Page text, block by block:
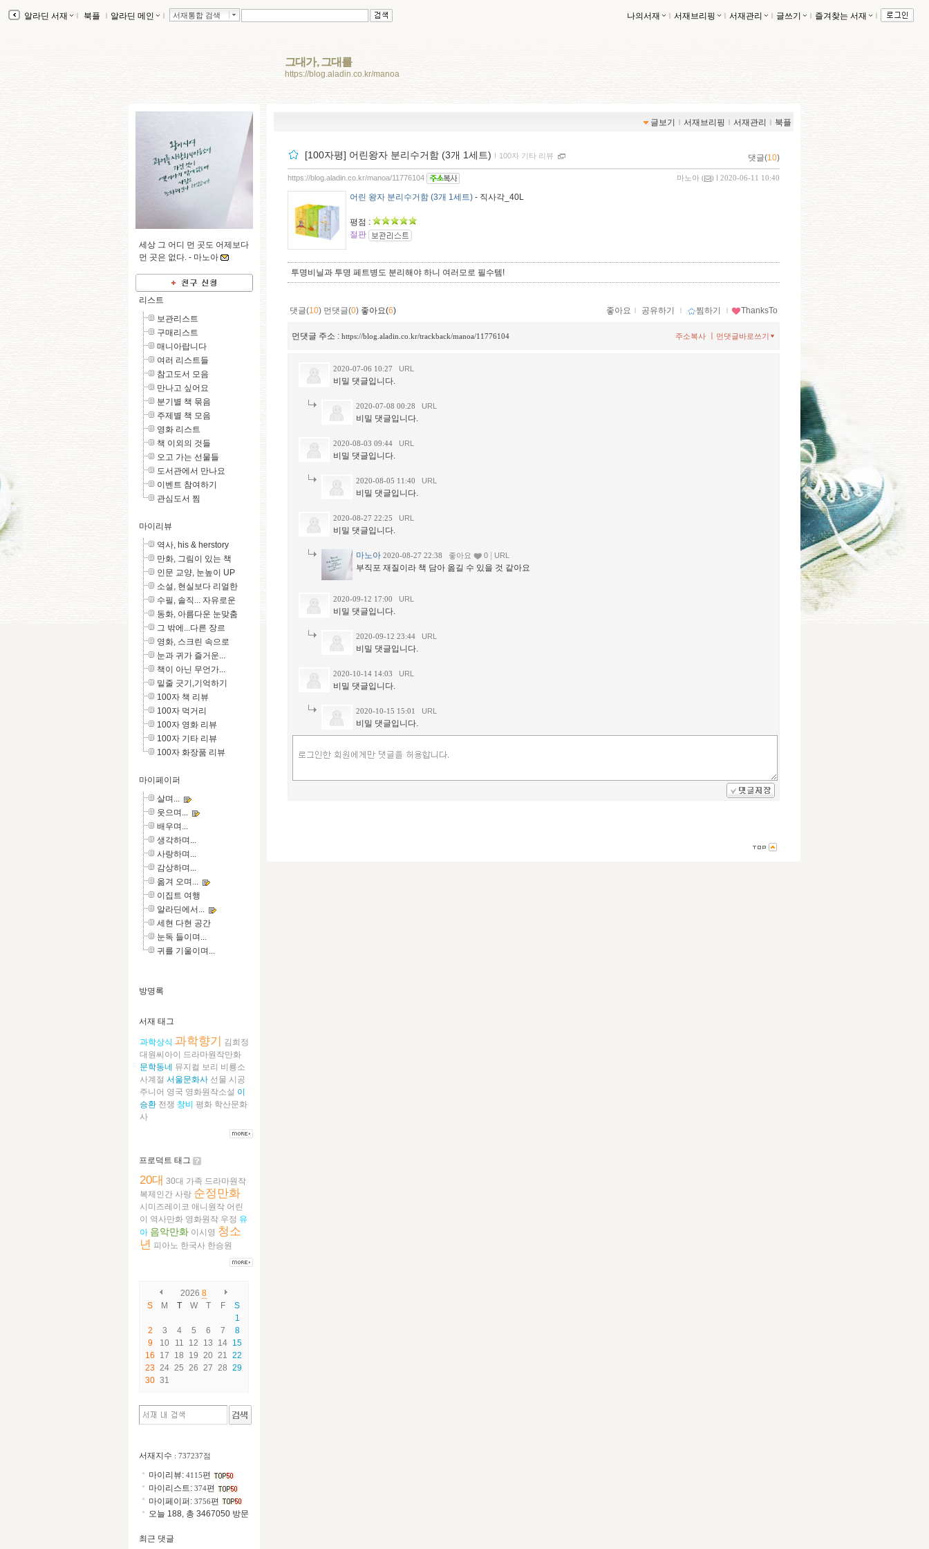
알라딘 서재 ｌ 북플 ｌ 알라딘 메인 ｌ 서재통합 검색 나의서재 ｌ 서재브리핑 ｌ 서재관리 ｌ 글쓰기 ｌ 즐겨찾는 서재 ｌ
그대가, 그대를
https://blog.aladin.co.kr/manoa
글보기 ｌ 서재브리핑 ｌ 서재관리 ｌ 북플
[100자평] 어린왕자 분리수거함 (3개 1세트) ｌ 100자 기타 리뷰 댓글(10)
마노아 ( ) l 2020-06-11 10:40
https://blog.aladin.co.kr/manoa/11776104
어린 왕자 분리수거함 (3개 1세트) - 직사각_40L
평점 :
절판
투명비닐과 투명 페트병도 분리해야 하니 여러모로 필수템!
댓글(10) 먼댓글(0) 좋아요(6) 좋아요 ｌ 공유하기 ｌ 찜하기 ｌ ThanksTo
먼댓글 주소 : https://blog.aladin.co.kr/trackback/manoa/11776104 먼댓글바로쓰기
주소복사
2020-07-06 10:27 URL
비밀 댓글입니다.
2020-07-08 00:28 URL
비밀 댓글입니다.
2020-08-03 09:44 URL
비밀 댓글입니다.
2020-08-05 11:40 URL
비밀 댓글입니다.
2020-08-27 22:25 URL
비밀 댓글입니다.
마노아 2020-08-27 22:38 좋아요 0 URL
부직포 재질이라 책 담아 옮길 수 있을 것 같아요
2020-09-12 17:00 URL
비밀 댓글입니다.
2020-09-12 23:44 URL
비밀 댓글입니다.
2020-10-14 14:03 URL
비밀 댓글입니다.
2020-10-15 15:01 URL
비밀 댓글입니다.
세상 그 어디 먼 곳도 어제보다
먼 곳은 없다. - 마노아
리스트
보관리스트
구매리스트
매니아랍니다
여러 리스트들
참고도서 모음
만나고 싶어요
분기별 책 묶음
주제별 책 모음
영화 리스트
책 이외의 것들
오고 가는 선물들
도서관에서 만나요
이벤트 참여하기
관심도서 찜
마이리뷰
역사, his & herstory
만화, 그림이 있는 책
인문 교양, 눈높이 UP
소설, 현실보다 리얼한
수필, 솔직... 자유로운
동화, 아름다운 눈맞춤
그 밖에...다른 장르
영화, 스크린 속으로
눈과 귀가 즐거운...
책이 아닌 무언가...
밑줄 긋기,기억하기
100자 책 리뷰
100자 먹거리
100자 영화 리뷰
100자 기타 리뷰
100자 화장품 리뷰
마이페이퍼
살며...
웃으며...
배우며...
생각하며...
사랑하며...
감상하며...
옮겨 오며...
이집트 여행
알라딘에서...
세현 다현 공간
눈독 들이며...
귀를 기울이며...
방명록
서재 태그
과학상식 과학향기 김희정
대원씨아이
드라마원작만화
문학동네 뮤지컬 보리 비룡소
사계절 서울문화사 선물 시공
주니어 영국 영화원작소설 이
승환 전쟁 창비 평화 학산문화
사
프로덕트 태그
20대 30대 가족 드라마원작
복제인간 사랑 순정만화
시미즈레이코 애니원작 어린
이
역사만화 영화원작 우정 유
아 음악만화 이시영 청소
년 피아노 한국사 한승원
2026 8
S
M T W T F
S
1
2
3 4 5 6 7
8
9
10 11 12 13 14 15
16
17 18 19 20 21 22
23 24 25 26 27 28 29
30 31
서재지수 : 737237점
마이리뷰: 4115편
마이리스트: 374편
마이페이퍼: 3756편
오늘 188, 총 3467050 방문
최근 댓글